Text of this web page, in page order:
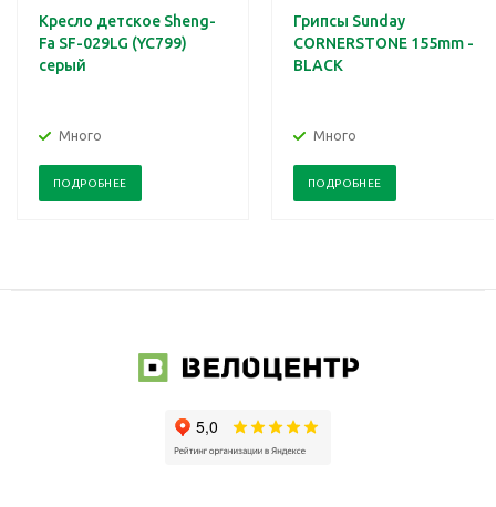
Кресло детское Sheng-
Fa SF-029LG (YC799)
серый
Много
ПОДРОБНЕЕ
Грипсы Sunday
CORNERSTONE 155mm -
BLACK
Много
ПОДРОБНЕЕ